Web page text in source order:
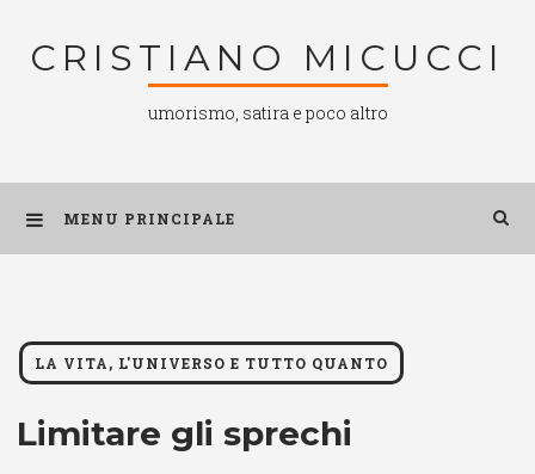
CRISTIANO MICUCCI
umorismo, satira e poco altro
MENU PRINCIPALE
LA VITA, L'UNIVERSO E TUTTO QUANTO
Limitare gli sprechi